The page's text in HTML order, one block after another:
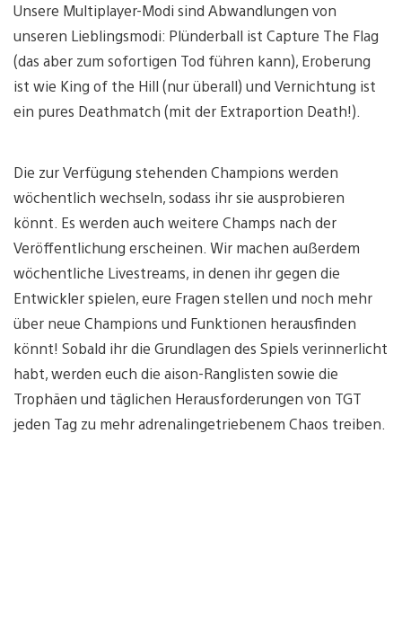
Unsere Multiplayer-Modi sind Abwandlungen von
unseren Lieblingsmodi: Plünderball ist Capture The Flag
(das aber zum sofortigen Tod führen kann), Eroberung
ist wie King of the Hill (nur überall) und Vernichtung ist
ein pures Deathmatch (mit der Extraportion Death!).
Die zur Verfügung stehenden Champions werden
wöchentlich wechseln, sodass ihr sie ausprobieren
könnt. Es werden auch weitere Champs nach der
Veröffentlichung erscheinen. Wir machen außerdem
wöchentliche Livestreams, in denen ihr gegen die
Entwickler spielen, eure Fragen stellen und noch mehr
über neue Champions und Funktionen herausfinden
könnt! Sobald ihr die Grundlagen des Spiels verinnerlicht
habt, werden euch die aison-Ranglisten sowie die
Trophäen und täglichen Herausforderungen von TGT
jeden Tag zu mehr adrenalingetriebenem Chaos treiben.